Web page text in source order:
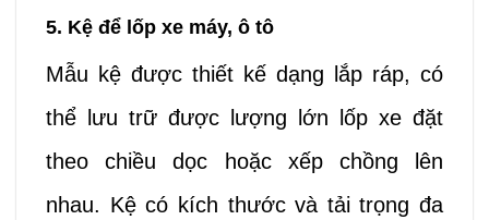
5. Kệ để lốp xe máy, ô tô
Mẫu kệ được thiết kế dạng lắp ráp, có
thể lưu trữ được lượng lớn lốp xe đặt
theo chiều dọc hoặc xếp chồng lên
nhau. Kệ có kích thước và tải trọng đa